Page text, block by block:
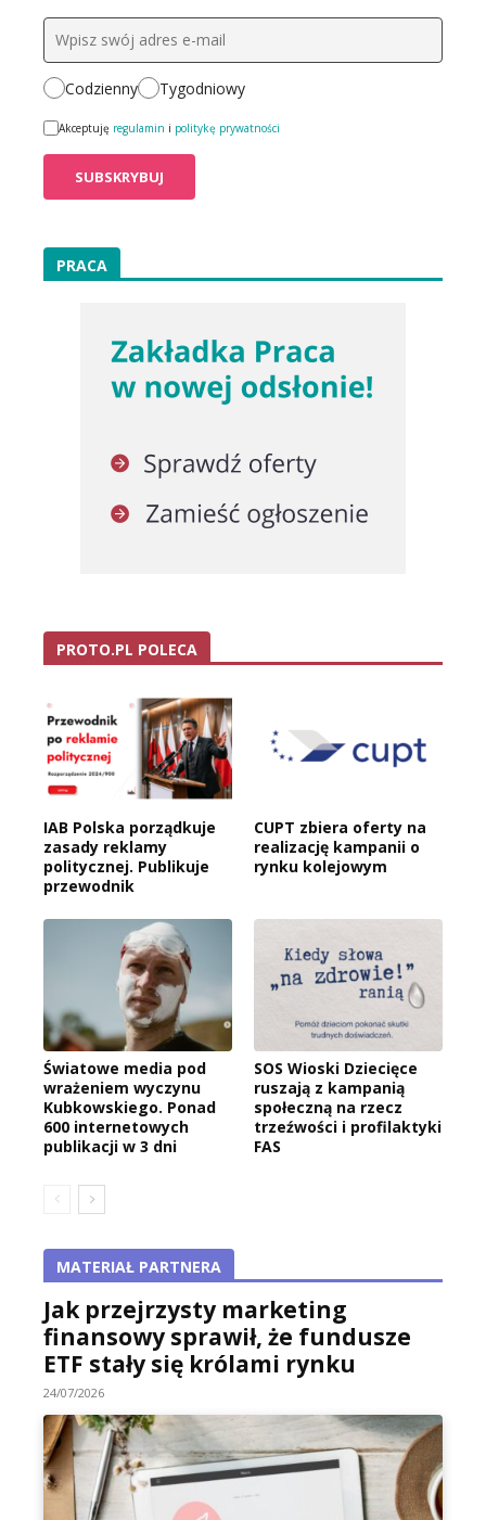
Codzienny Tygodniowy
Akceptuję regulamin i politykę prywatności
PRACA
PROTO.PL POLECA
IAB Polska porządkuje
zasady reklamy
politycznej. Publikuje
przewodnik
CUPT zbiera oferty na
realizację kampanii o
rynku kolejowym
Światowe media pod
wrażeniem wyczynu
Kubkowskiego. Ponad
600 internetowych
publikacji w 3 dni
SOS Wioski Dziecięce
ruszają z kampanią
społeczną na rzecz
trzeźwości i profilaktyki
FAS
MATERIAŁ PARTNERA
Jak przejrzysty marketing
finansowy sprawił, że fundusze
ETF stały się królami rynku
24/07/2026